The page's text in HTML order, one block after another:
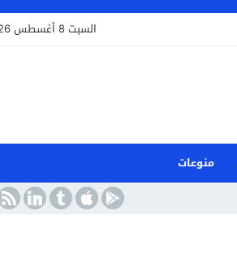
السبت 8 أغسطس 2026 - 8:34 صباحًا
منوعات